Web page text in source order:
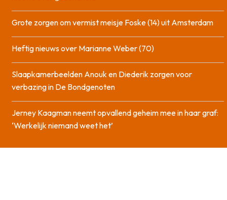
Grote zorgen om vermist meisje Foske (14) uit Amsterdam
Heftig nieuws over Marianne Weber (70)
Slaapkamerbeelden Anouk en Diederik zorgen voor
verbazing in De Bondgenoten
Jerney Kaagman neemt opvallend geheim mee in haar graf:
‘Werkelijk niemand weet het’